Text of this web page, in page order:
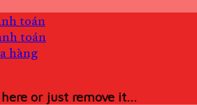
toán
toán
hàng
or just remove it...